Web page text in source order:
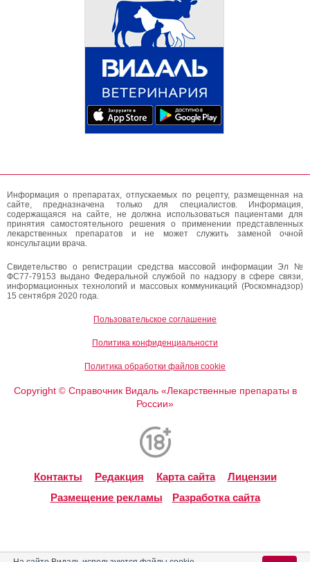
Информация о препаратах, отпускаемых по рецепту, размещенная на
сайте, предназначена только для специалистов. Информация,
содержащаяся на сайте, не должна использоваться пациентами для
принятия самостоятельного решения о применении представленных
лекарственных препаратов и не может служить заменой очной
консультации врача.
Свидетельство о регистрации средства массовой информации Эл №
ФС77-79153 выдано Федеральной службой по надзору в сфере связи,
информационных технологий и массовых коммуникаций (Роскомнадзор)
15 сентября 2020 года.
Пользовательское соглашение
Политика конфиденциальности
Политика обработки файлов cookie
Copyright ©Справочник Видаль «Лекарственные препараты в
России»
Контакты Редакция Карта сайта
Лицензии
Размещение рекламы
Разработка сайта